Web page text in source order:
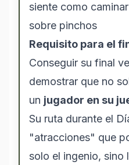
siente como
sobre pinchos
Requisito para el
Conseguir su final
demostrar que no
un jugador en su
Su ruta durante el
"atracciones" que
solo el ingenio, sino